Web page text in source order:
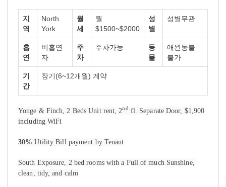
지
역
North
York
월
세
월
$1500~$2000
성
별
성별무관
흡
연
비흡연
자
주
차
주차가능
동
물
애완동불
불가
기
간
장기(6~12개월) 계약
Yonge & Finch, 2 Beds Unit rent, 2ndfl. Separate Door, $1,900
including WiFi
30%Utility Bill payment by Tenant
South Exposure, 2 bed rooms with a Full of much Sunshine,
clean, tidy, and calm